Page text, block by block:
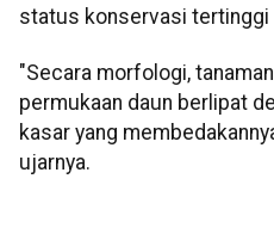
status konservasi tertinggi
"Secara morfologi,
permukaan daun berlipat
kasar yang
ujarnya.